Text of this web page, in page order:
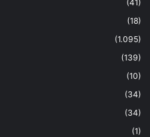
(41)
(18)
(1.095)
(139)
(10)
(34)
(34)
(1)